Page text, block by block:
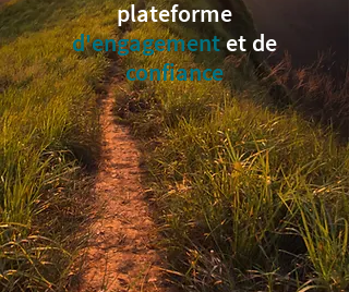
plateforme
d'engagementet de
confiance